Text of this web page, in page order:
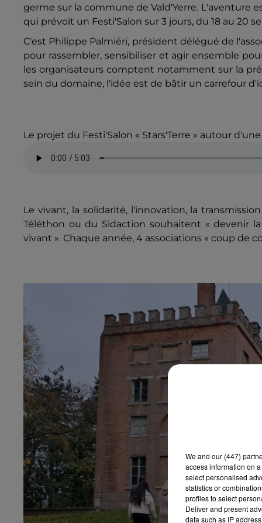
germe sur la commune de Vald'Yerre. L'aventure
qui prévoit un Festi'Salon sur 3 jours, du 18 au 20
C'est Philippe Palmiéri, président délégué de
pour rassembler, sensibiliser et agir ensemble
les organisateurs comptent notamment sur la
sein du domaine, l'idée est de bâtir un carrefour
Le projet du Festi'Salon « Stars'Terre » autour
Le vivant, la solidarité, l'innovation, la
Téléthon ou du Sidaction souhaitent « devenir
vivant ». Chaque année, 4 associations « coup de
We and our (447)
access information on
select personalised
statistics or
profiles to select
Deliver and present
data such as IP